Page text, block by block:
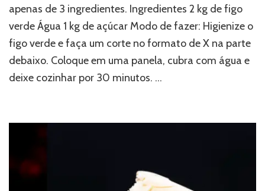
apenas de 3 ingredientes. Ingredientes 2 kg de figo
verde Água 1 kg de açúcar Modo de fazer: Higienize o
figo verde e faça um corte no formato de X na parte
debaixo. Coloque em uma panela, cubra com água e
deixe cozinhar por 30 minutos. …